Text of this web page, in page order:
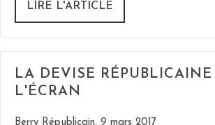
LIRE L'ARTICLE
LA DEVISE RÉPUBLICAINE
L'ÉCRAN
Berry Républicain, 9 mars 2017